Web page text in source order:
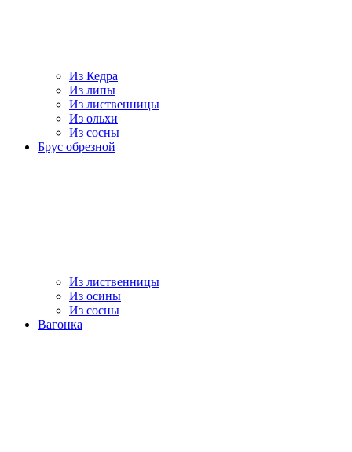
Из Кедра
Из липы
Из лиственницы
Из ольхи
Из сосны
Брус обрезной
Из лиственницы
Из осины
Из сосны
Вагонка